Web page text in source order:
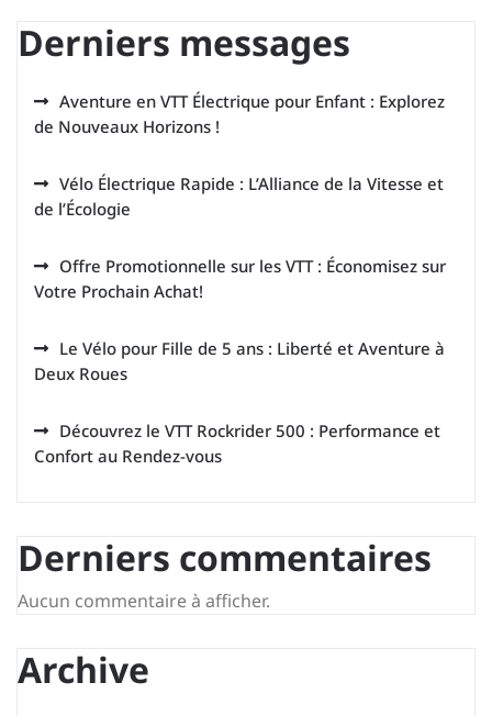
Derniers messages
Aventure en VTT Électrique pour Enfant : Explorez
de Nouveaux Horizons !
Vélo Électrique Rapide : L’Alliance de la Vitesse et
de l’Écologie
Offre Promotionnelle sur les VTT : Économisez sur
Votre Prochain Achat!
Le Vélo pour Fille de 5 ans : Liberté et Aventure à
Deux Roues
Découvrez le VTT Rockrider 500 : Performance et
Confort au Rendez-vous
Derniers commentaires
Aucun commentaire à afficher.
Archive